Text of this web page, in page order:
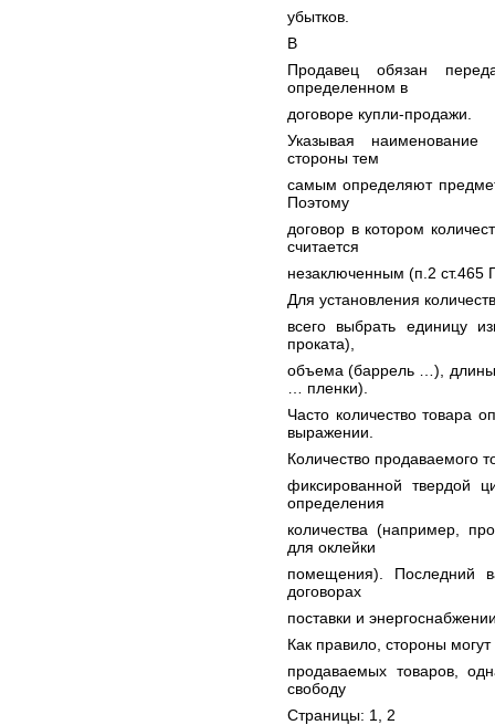
убытков.
В
Продавец обязан
определенном в
договоре купли-продажи.
Указывая наименование
стороны тем
самым определяют
Поэтому
договор в котором
считается
незаключенным (п.2 ст.465
Для установления
всего выбрать единицу
проката),
объема (баррель …),
… пленки).
Часто количество товара
выражении.
Количество продаваемого
фиксированной твердой
определения
количества (например,
для оклейки
помещения). Последний
договорах
поставки и
Как правило, стороны
продаваемых товаров,
свободу
Страницы: 1, 2